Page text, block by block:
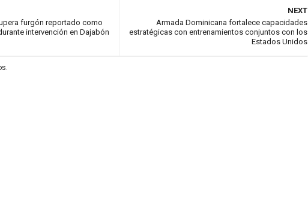
NEXT
Armada Dominicana fortalece capacidades
estratégicas con entrenamientos conjuntos con los
Estados Unidos
furgón reportado como
intervención en Dajabón